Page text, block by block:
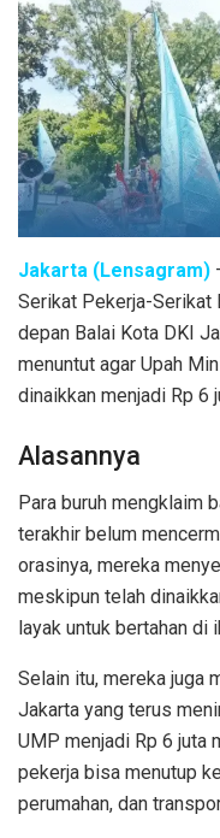
Jakarta (Lensagram)
Serikat Pekerja-Serikat
depan Balai Kota DKI
menuntut agar Upah
dinaikkan menjadi Rp 6
Alasannya
Para buruh mengklaim
terakhir belum
orasinya, mereka
meskipun telah
layak untuk bertahan di
Selain itu, mereka juga
Jakarta yang terus
UMP menjadi Rp 6 juta
pekerja bisa menutup
perumahan, dan